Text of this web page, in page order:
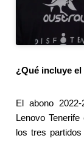
¿Qué incluye
El abono
Lenovo
los tres